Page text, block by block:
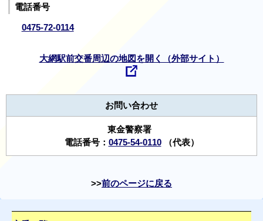
電話番号
0475-72-0114
大網駅前交番周辺の地図を開く（外部サイト）
お問い合わせ
東金警察署
電話番号： 0475-54-0110（代表）
前のページに戻る